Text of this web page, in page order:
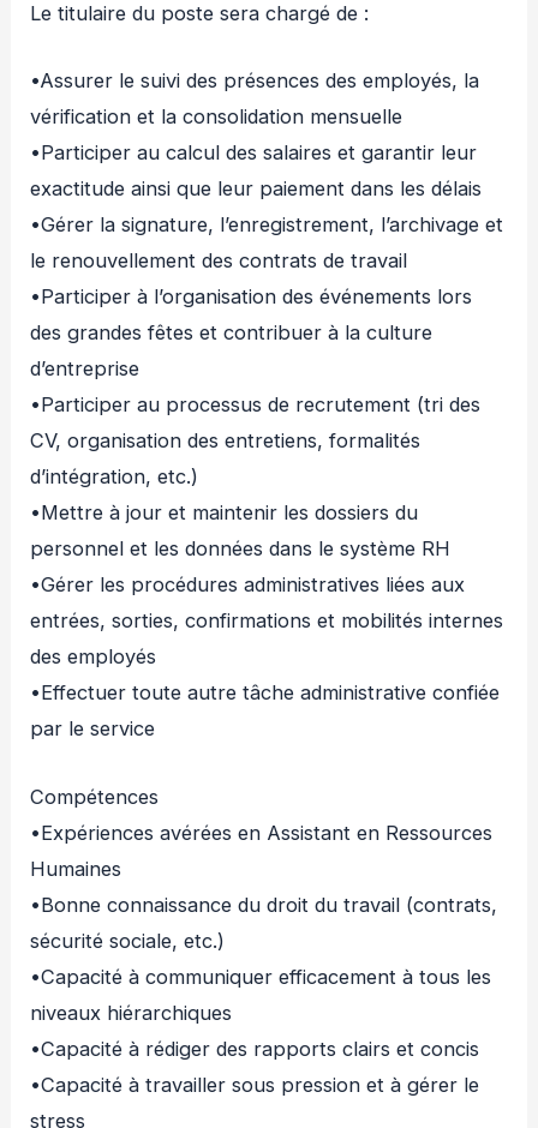
Le titulaire du poste sera chargé de :
•Assurer le suivi des présences des employés, la
vérification et la consolidation mensuelle
•Participer au calcul des salaires et garantir leur
exactitude ainsi que leur paiement dans les délais
•Gérer la signature, l’enregistrement, l’archivage et
le renouvellement des contrats de travail
•Participer à l’organisation des événements lors
des grandes fêtes et contribuer à la culture
d’entreprise
•Participer au processus de recrutement (tri des
CV, organisation des entretiens, formalités
d’intégration, etc.)
•Mettre à jour et maintenir les dossiers du
personnel et les données dans le système RH
•Gérer les procédures administratives liées aux
entrées, sorties, confirmations et mobilités internes
des employés
•Effectuer toute autre tâche administrative confiée
par le service
Compétences
•Expériences avérées en Assistant en Ressources
Humaines
•Bonne connaissance du droit du travail (contrats,
sécurité sociale, etc.)
•Capacité à communiquer efficacement à tous les
niveaux hiérarchiques
•Capacité à rédiger des rapports clairs et concis
•Capacité à travailler sous pression et à gérer le
stress